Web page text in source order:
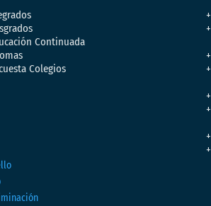
Continuada
Colegios